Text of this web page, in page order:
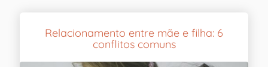
Relacionamento entre mãe e filha: 6
conflitos comuns